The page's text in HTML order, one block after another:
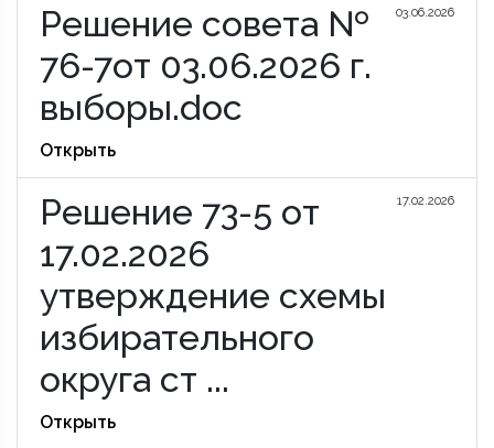
Решение совета №
76-7от 03.06.2026 г.
выборы.doc
03.06.2026
Открыть
Решение 73-5 от
17.02.2026
утверждение схемы
избирательного
округа ст ...
17.02.2026
Открыть